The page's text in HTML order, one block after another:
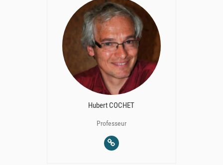
Hubert COCHET
Professeur